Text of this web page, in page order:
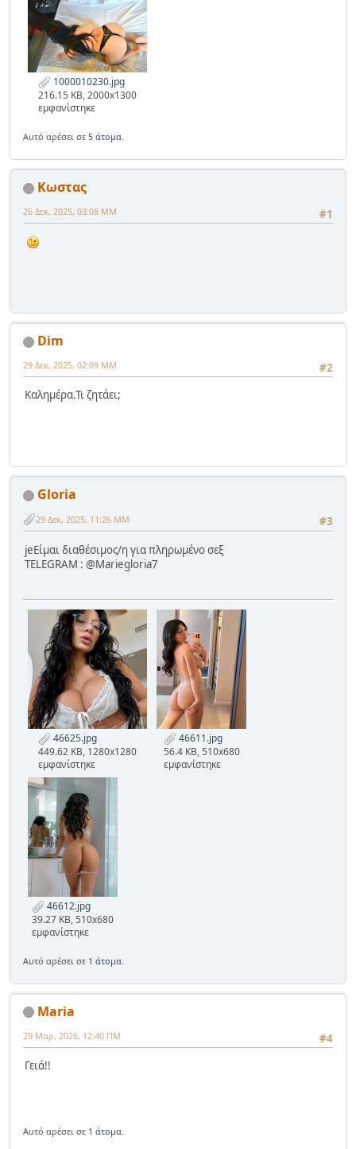
1000010230.jpg
216.15 KB, 2000x1300
εμφανίστηκε
Αυτό αρέσει σε 5 άτομα.
Κωστας
#1
26 Δεκ, 2025, 03:08 ΜΜ
Dim
#2
29 Δεκ, 2025, 02:09 ΜΜ
Καλημέρα.Τι ζητάει;
Gloria
#3
29 Δεκ, 2025, 11:26 ΜΜ
jeΕίμαι διαθέσιμος/η για πληρωμένο σεξ
TELEGRAM : @Mariegloria7
46625.jpg
449.62 KB, 1280x1280
εμφανίστηκε
46611.jpg
56.4 KB, 510x680
εμφανίστηκε
46612.jpg
39.27 KB, 510x680
εμφανίστηκε
Αυτό αρέσει σε 1 άτομα
Maria
#4
29 Μαρ, 2026, 12:40 ΠΜ
Γειά!!
Αυτό αρέσει σε 1 άτομα